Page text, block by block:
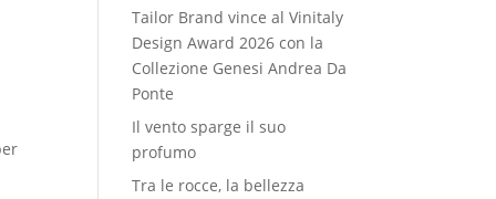
Tailor Brand vince al Vinitaly
Design Award 2026 con la
Collezione Genesi Andrea Da
Ponte
Il vento sparge il suo
profumo
Tra le rocce, la bellezza